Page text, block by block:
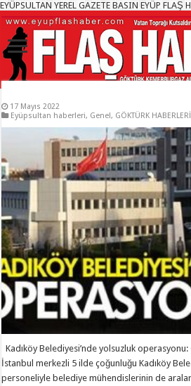
EYÜPSULTAN YEREL GAZETE BASIN EYÜP FLAŞ
17 Mayıs 2022
Eyüpsultan haberleri, Genel, GÖKTÜRK HABERLERİ
Kadıköy Belediyesi’nde yolsuzluk operasyonu:
İstanbul merkezli 5 ilde çoğunluğu Kadıköy
personeliyle belediye mühendislerinin de